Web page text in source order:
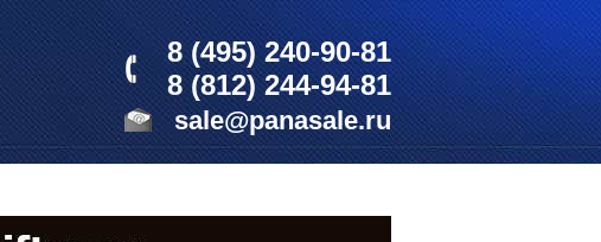
8 (495) 240-90-81
8 (812) 244-94-81
sale@panasale.ru